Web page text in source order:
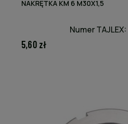
NAKRĘTKA KM 6 M30X1,5
Numer TAJLEX:
5,60 zł